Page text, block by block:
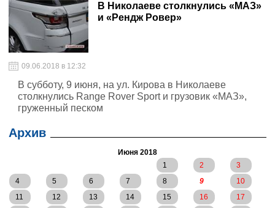
В Николаеве столкнулись «МАЗ»
и «Рендж Ровер»
09.06.2018 в 12:32
В субботу, 9 июня, на ул. Кирова в Николаеве
столкнулись Range Rover Sport и грузовик «МАЗ»,
груженный песком
Архив
Июня 2018
1
2
3
4
5 6 7 8 9
10
11
12 13 14 15 16
17